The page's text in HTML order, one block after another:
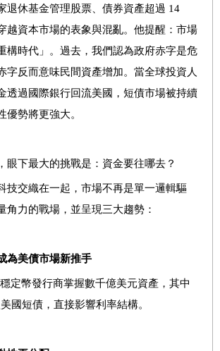
退休基金管理股票、債券資產超過 14
越資本市場的表象與混亂。他提醒：市場
構時代」。過去，我們認為政府赤字是危
字反而意味民間資產增加。當全球投資人
透過國際銀行回流美國，短債市場被持續
優勢將更強大。
眼下最大的挑戰是：資金要往哪去？
技交織在一起，市場不再是單一邏輯驅
角力的戰場，並呈現三大趨勢：
為美債市場新推手
定幣發行商掌握數千億美元資產，其中
國短債，直接影響利率結構。